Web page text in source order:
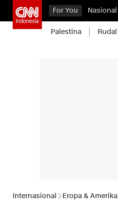
For You Nasional
Palestina Rudal
Internasional Eropa & Amerika